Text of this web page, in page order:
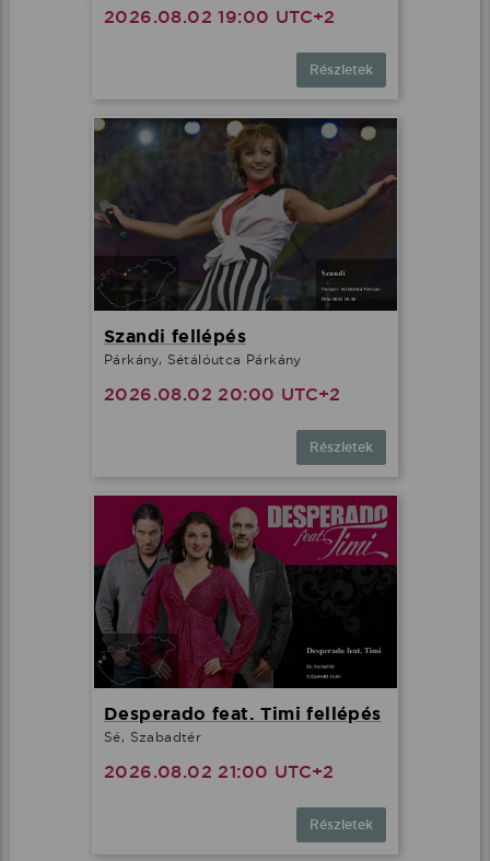
2026.08.02 19:00 UTC+2
Részletek
Szandi fellépés
Párkány, Sétálóutca Párkány
2026.08.02 20:00 UTC+2
Részletek
Desperado feat. Timi fellépés
Sé, Szabadtér
2026.08.02 21:00 UTC+2
Részletek